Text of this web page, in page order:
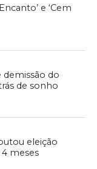
e ‘Cem
do
de sonho
eleição
meses